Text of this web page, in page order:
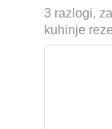
3 razlogi,
kuhinje